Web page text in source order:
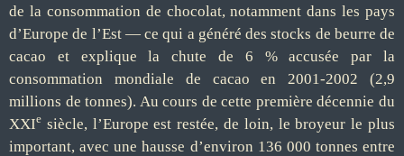
de la consommation de chocolat, notamment dans les pays
d’Europe de l’Est — ce qui a généré des stocks de beurre de
cacao et explique la chute de 6 % accusée par la
consommation mondiale de cacao en 2001-2002 (2,9
millions de tonnes). Au cours de cette première décennie du
XXIe siècle, l’Europe est restée, de loin, le broyeur le plus
important, avec une hausse d’environ 136 000 tonnes entre